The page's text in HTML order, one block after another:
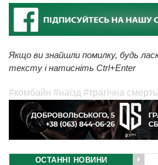
Якщо ви знайшли помилку, будь
тексту і натисніть Ctrl+Enter
#комбайн #наїзд #трагічна смерть
ОСТАННІ НОВИНИ